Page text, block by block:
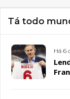
Tá todo
Há 6